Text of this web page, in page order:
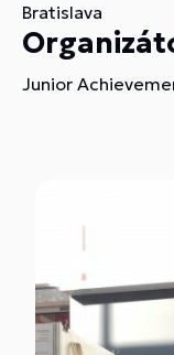
Bratislava
Junior